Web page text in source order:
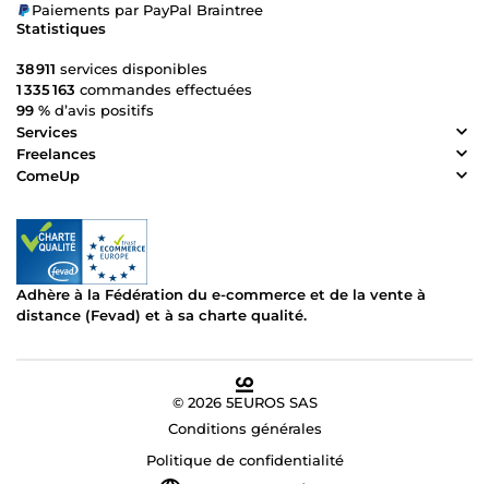
Paiements par PayPal Braintree
Statistiques
38 911 services disponibles
1 335 163 commandes effectuées
99 % d’avis positifs
Services
Freelances
ComeUp
Adhère à la Fédération du e-commerce et de la vente à
distance (Fevad) et à sa charte qualité.
© 2026 5EUROS SAS
Conditions générales
Politique de confidentialité